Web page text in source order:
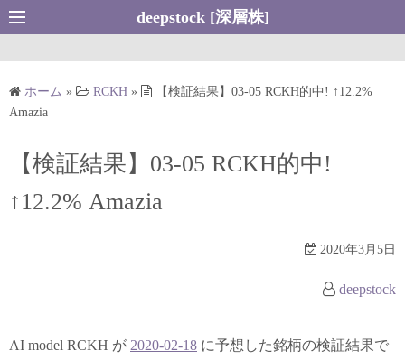
コ
ン
ツ
ッ
deepstock [深層株]
ホーム » RCKH »
【検証結果】03-05 RCKH的中! ↑12.2%
Amazia
【検証結果】03-05 RCKH的中!
↑12.2% Amazia
2020年3月5日
deepstock
AI model RCKH が 2020-02-18 に予想した銘柄の検証結果で